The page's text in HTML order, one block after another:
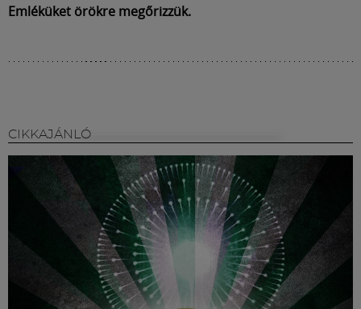
Emléküket örökre megőrizzük.
CIKKAJÁNLÓ